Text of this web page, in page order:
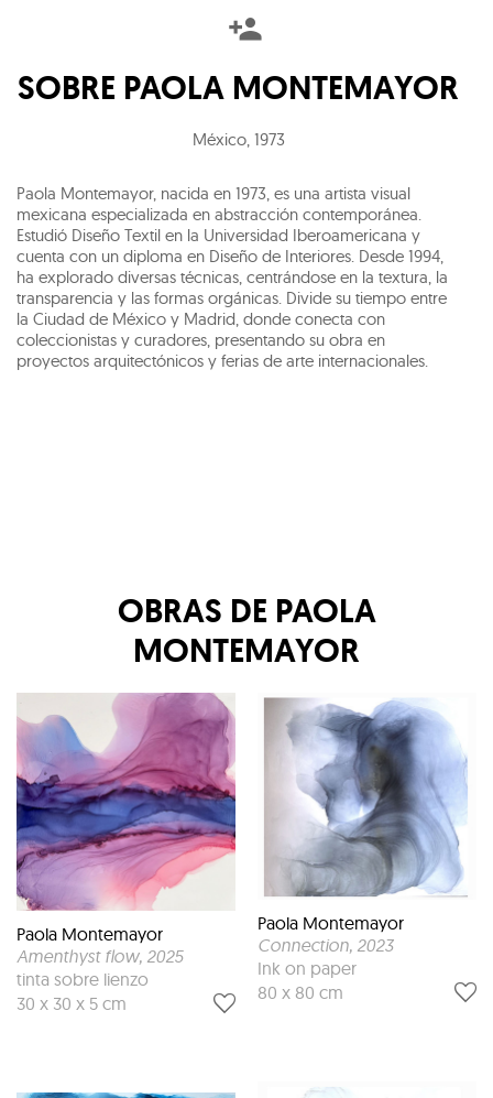
SOBRE PAOLA MONTEMAYOR
México, 1973
Paola Montemayor, nacida en 1973, es una artista visual
mexicana especializada en abstracción contemporánea.
Estudió Diseño Textil en la Universidad Iberoamericana y
cuenta con un diploma en Diseño de Interiores. Desde 1994,
ha explorado diversas técnicas, centrándose en la textura, la
transparencia y las formas orgánicas. Divide su tiempo entre
la Ciudad de México y Madrid, donde conecta con
coleccionistas y curadores, presentando su obra en
proyectos arquitectónicos y ferias de arte internacionales.
OBRAS DE PAOLA
MONTEMAYOR
Paola Montemayor
Amenthyst flow, 2025
tinta sobre lienzo
30 x 30 x 5 cm
Paola Montemayor
Connection, 2023
Ink on paper
80 x 80 cm